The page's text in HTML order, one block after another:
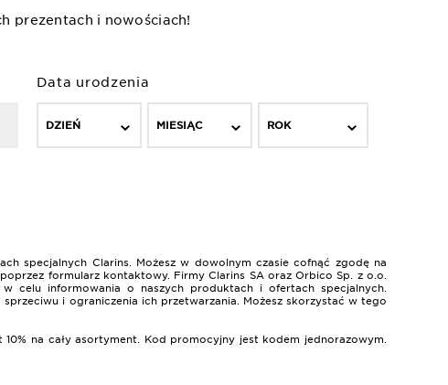
prezentach i nowościach!
Data urodzenia
DZIEŃ MIESIĄC ROK
specjalnych Clarins. Możesz w dowolnym czasie cofnąć zgodę na
formularz kontaktowy. Firmy Clarins SA oraz Orbico Sp. z o.o.
celu informowania o naszych produktach i ofertach specjalnych.
i ograniczenia ich przetwarzania. Możesz skorzystać w tego
na cały asortyment. Kod promocyjny jest kodem jednorazowym.